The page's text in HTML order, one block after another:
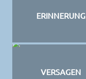
ERINNERUNG
VERSAGEN